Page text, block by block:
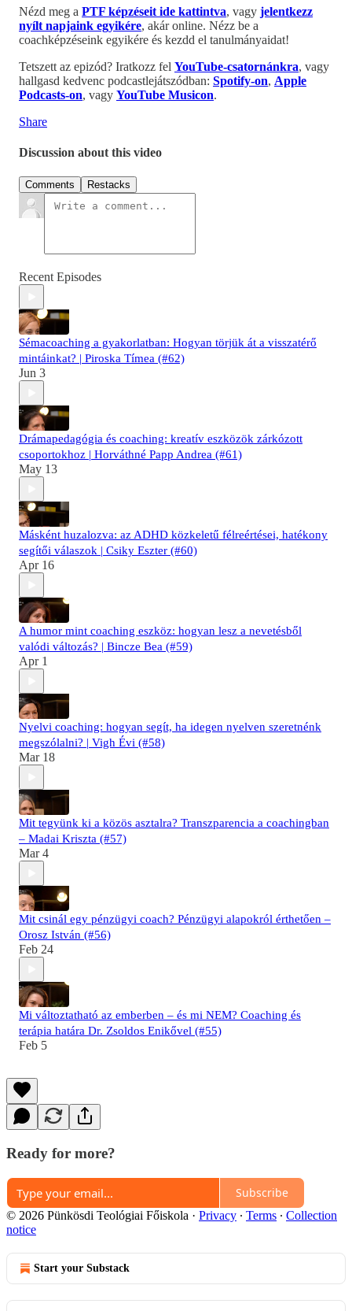
Nézd meg a PTF képzéseit ide kattintva, vagy jelentkezz
nyílt napjaink egyikére, akár online. Nézz be a
coachképzéseink egyikére és kezdd el tanulmányaidat!
Tetszett az epizód? Iratkozz fel YouTube-csatornánkra, vagy
hallgasd kedvenc podcastlejátszódban: Spotify-on, Apple
Podcasts-on, vagy YouTube Musicon.
Share
Discussion about this video
Comments Restacks
Recent Episodes
Sémacoaching a gyakorlatban: Hogyan törjük át a visszatérő
mintáinkat? | Piroska Tímea (#62)
Jun 3
Drámapedagógia és coaching: kreatív eszközök zárkózott
csoportokhoz | Horváthné Papp Andrea (#61)
May 13
Másként huzalozva: az ADHD közkeletű félreértései, hatékony
segítői válaszok | Csiky Eszter (#60)
Apr 16
A humor mint coaching eszköz: hogyan lesz a nevetésből
valódi változás? | Bincze Bea (#59)
Apr 1
Nyelvi coaching: hogyan segít, ha idegen nyelven szeretnénk
megszólalni? | Vigh Évi (#58)
Mar 18
Mit tegyünk ki a közös asztalra? Transzparencia a coachingban
– Madai Kriszta (#57)
Mar 4
Mit csinál egy pénzügyi coach? Pénzügyi alapokról érthetően –
Orosz István (#56)
Feb 24
Mi változtatható az emberben – és mi NEM? Coaching és
terápia határa Dr. Zsoldos Enikővel (#55)
Feb 5
Ready for more?
Subscribe
© 2026 Pünkösdi Teológiai Főiskola · Privacy ∙ Terms ∙ Collection
notice
Start your Substack